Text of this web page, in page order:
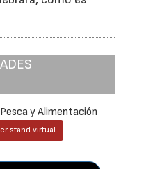
y Alimentación
stand virtual